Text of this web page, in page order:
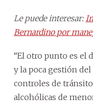
Le puede interesar:
Bernardino por
“El otro punto es el
y la poca gestión
controles de
alcohólicas de